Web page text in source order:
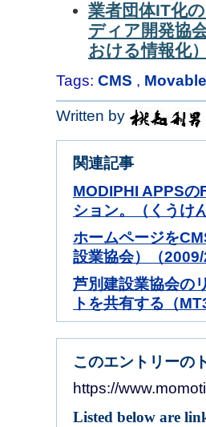
業者団体IT化
ディア開発協
おける情報化
Tags: CMS ,
Written by
関連記事
MODIPHI APPS
ション。（くうけ
ホームページを
設業協会）（2009/
芦別建設業協会の
トを共有する（
このエントリーの
https://
Listed below are